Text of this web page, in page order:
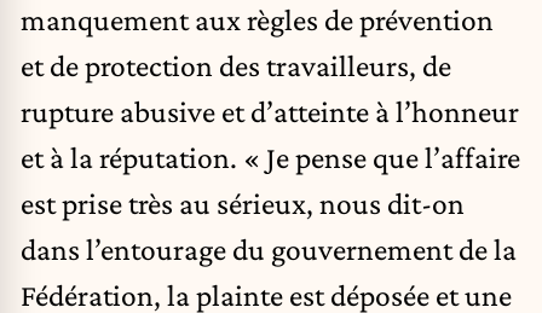
manquement aux règles de prévention
et de protection des travailleurs, de
rupture abusive et d’atteinte à l’honneur
et à la réputation. « Je pense que l’affaire
est prise très au sérieux, nous dit-on
dans l’entourage du gouvernement de la
Fédération, la plainte est déposée et une